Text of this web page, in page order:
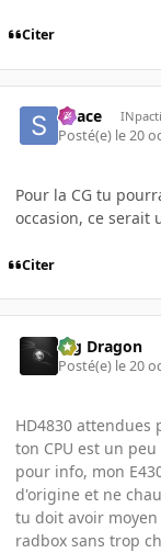
Citer
Space
Posté(e) le 20
Pour la CG tu
occasion, ce serait
Citer
Big Dragon
Posté(e) le 20
HD4830 attendues
ton CPU est un
pour info, mon
d'origine et ne
tu doit avoir
radbox sans trop